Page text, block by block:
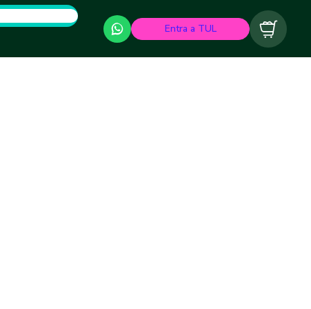
Entra a TUL Carrito